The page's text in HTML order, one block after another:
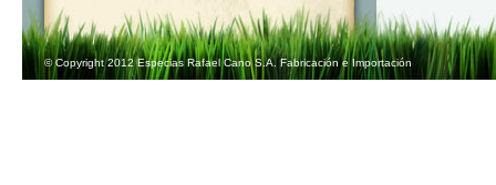
© Copyright 2012 Especias Rafael Cano S.A. Fabricación e Importación